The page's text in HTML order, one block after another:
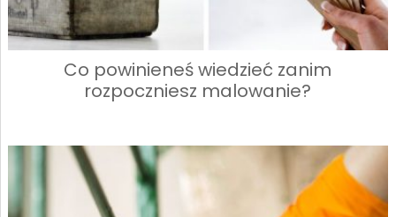
Co powinieneś wiedzieć zanim
rozpoczniesz malowanie?